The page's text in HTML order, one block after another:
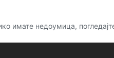
имате недоумица,